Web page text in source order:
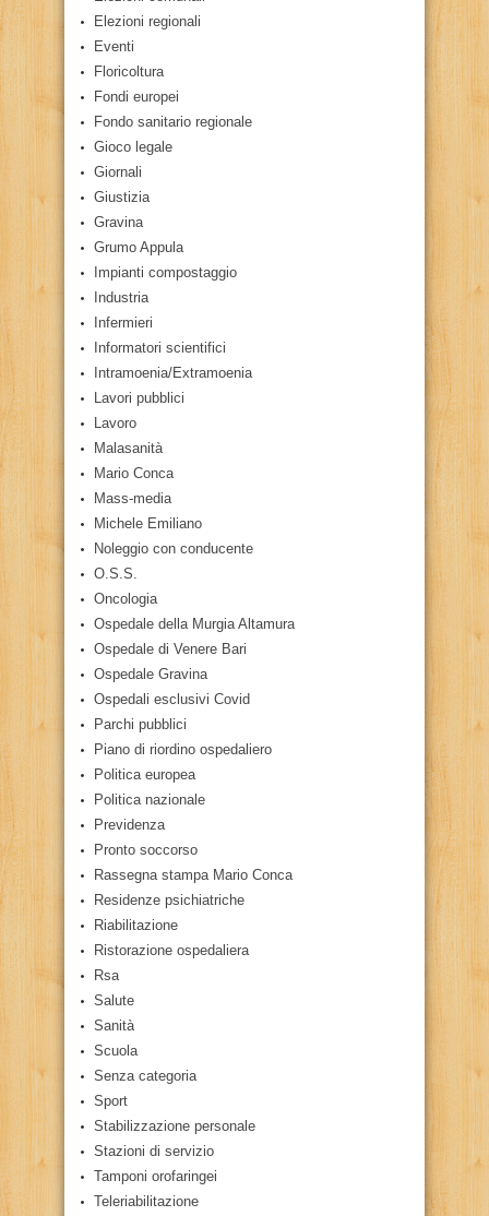
Elezioni regionali
Eventi
Floricoltura
Fondi europei
Fondo sanitario regionale
Gioco legale
Giornali
Giustizia
Gravina
Grumo Appula
Impianti compostaggio
Industria
Infermieri
Informatori scientifici
Intramoenia/Extramoenia
Lavori pubblici
Lavoro
Malasanità
Mario Conca
Mass-media
Michele Emiliano
Noleggio con conducente
O.S.S.
Oncologia
Ospedale della Murgia Altamura
Ospedale di Venere Bari
Ospedale Gravina
Ospedali esclusivi Covid
Parchi pubblici
Piano di riordino ospedaliero
Politica europea
Politica nazionale
Previdenza
Pronto soccorso
Rassegna stampa Mario Conca
Residenze psichiatriche
Riabilitazione
Ristorazione ospedaliera
Rsa
Salute
Sanità
Scuola
Senza categoria
Sport
Stabilizzazione personale
Stazioni di servizio
Tamponi orofaringei
Teleriabilitazione